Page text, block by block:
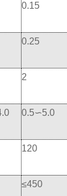
0.15
0.25
2
0.5∽5.0
120
≤450